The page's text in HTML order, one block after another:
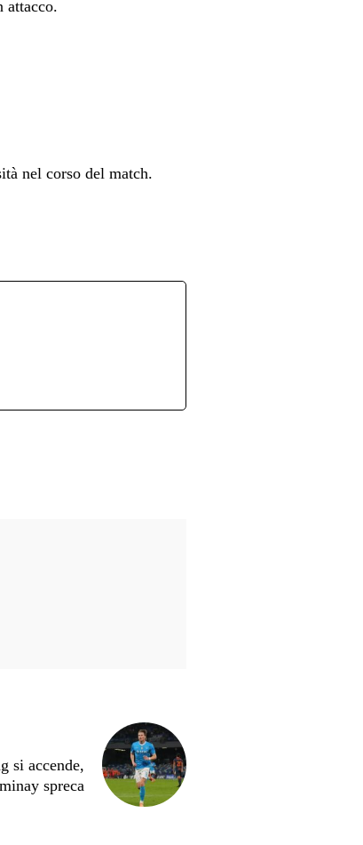
attacco.
nel corso del match.
si accende,
spreca